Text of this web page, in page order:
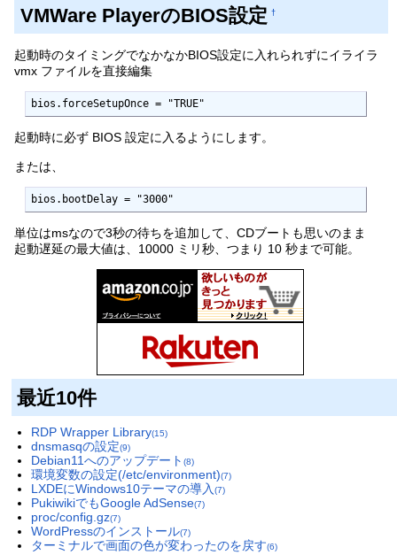
VMWare PlayerのBIOS設定 †
起動時のタイミングでなかなかBIOS設定に入れられずにイライラ
vmx ファイルを直接編集
bios.forceSetupOnce = "TRUE"
起動時に必ず BIOS 設定に入るようにします。
または、
bios.bootDelay = "3000"
単位はmsなので3秒の待ちを追加して、CDブートも思いのまま
起動遅延の最大値は、10000 ミリ秒、つまり 10 秒まで可能。
最近10件
RDP Wrapper Library(15)
dnsmasqの設定(9)
Debian11へのアップデート (8)
環境変数の設定(/etc/environment)(7)
LXDEにWindows10テーマの導入 (7)
PukiwikiでもGoogle AdSense(7)
proc/config.gz(7)
WordPressのインストール(7)
ターミナルで画面の色が変わったのを戻す(6)